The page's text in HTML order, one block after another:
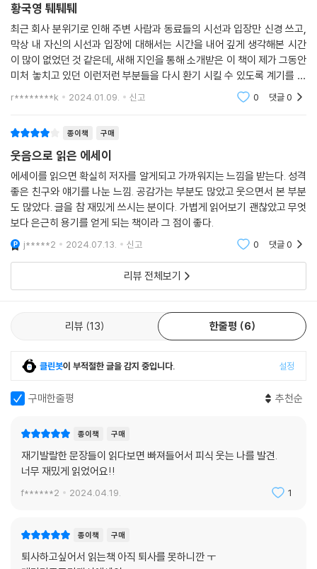
황국영 퉤퉤퉤
최근 회사 분위기로 인해 주변 사람과 동료들의 시선과 입장만 신경 쓰고,
막상 내 자신의 시선과 입장에 대해서는 시간을 내어 깊게 생각해본 시간
이 많이 없었던 것 같은데, 새해 지인을 통해 소개받은 이 책이 제가 그동안
미처 놓치고 있던 이런저런 부분들을 다시 환기 시킬 수 있도록 계기를 마
련해준 것 같아 좋았습니다~. 가끔 주변을 환기시킬 필요가 있을 때 추천
r********k 2024.01.09. 신고 0 댓글0
종이책 구매
웃음으로 읽은 에세이
에세이를 읽으면 확실히 저자를 알게되고 가까워지는 느낌을 받는다. 성격
좋은 친구와 얘기를 나눈 느낌. 공감가는 부분도 많았고 웃으면서 본 부분
도 많았다. 글을 참 재밌게 쓰시는 분이다. 가볍게 읽어보기 괜찮았고 무엇
보다 은근히 용기를 얻게 되는 책이라 그 점이 좋다.
j*****2 2024.07.13. 신고 0 댓글0
리뷰 전체보기
리뷰 13 한줄평 6
클린봇이 부적절한 글을 감지 중입니다. 설정
구매한줄평 추천순
종이책 구매
재기발랄한 문장들이 읽다보면 빠져들어서 피식 웃는 나를 발견.
너무 재밌게 읽었어요!!
f******2 2024.04.19. 1
종이책 구매
퇴사하고싶어서 읽는책 아직 퇴사를 못하니깐 ㅜ